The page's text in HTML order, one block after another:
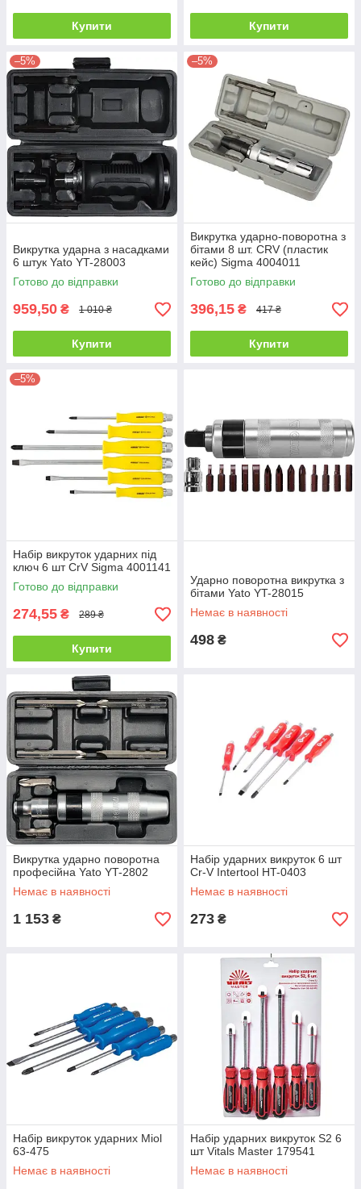
Купити Купити
–5%
Викрутка ударна з насадками
6 штук Yato YT-28003
Готово до відправки
959,50 ₴ 1 010 ₴
Купити
–5%
Викрутка ударно-поворотна з
бітами 8 шт. CRV (пластик
кейс) Sigma 4004011
Готово до відправки
396,15 ₴ 417 ₴
Купити
–5%
Набір викруток ударних під
ключ 6 шт CrV Sigma 4001141
Готово до відправки
274,55 ₴ 289 ₴
Купити
Ударно поворотна викрутка з
бітами Yato YT-28015
Немає в наявності
498 ₴
Викрутка ударно поворотна
професійна Yato YT-2802
Немає в наявності
1 153 ₴
Набір ударних викруток 6 шт
Cr-V Intertool HT-0403
Немає в наявності
273 ₴
Набір викруток ударних Miol
63-475
Немає в наявності
Набір ударних викруток S2 6
шт Vitals Master 179541
Немає в наявності